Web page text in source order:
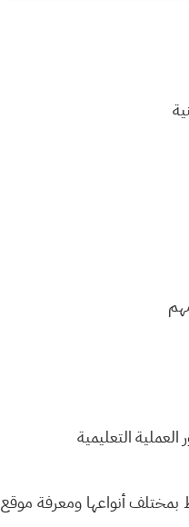
التعليمية
بمختلف أنواعها ومعرفة موقع